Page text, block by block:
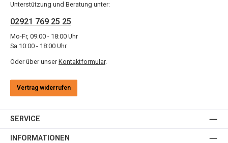
Unterstützung und Beratung unter:
02921 769 25 25
Mo-Fr, 09:00 - 18:00 Uhr
Sa 10:00 - 18:00 Uhr
Oder über unser Kontaktformular.
Vertrag widerrufen
SERVICE
INFORMATIONEN